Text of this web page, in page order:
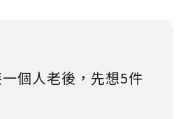
個人老後，先想5件